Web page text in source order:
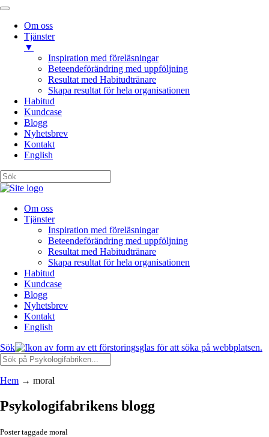
Om oss
Tjänster
▼
Inspiration med föreläsningar
Beteendeförändring med uppföljning
Resultat med Habitudtränare
Skapa resultat för hela organisationen
Habitud
Kundcase
Blogg
Nyhetsbrev
Kontakt
English
Om oss
Tjänster
Inspiration med föreläsningar
Beteendeförändring med uppföljning
Resultat med Habitudtränare
Skapa resultat för hela organisationen
Habitud
Kundcase
Blogg
Nyhetsbrev
Kontakt
English
Sök
Hem → moral
Psykologifabrikens blogg
Poster taggade moral